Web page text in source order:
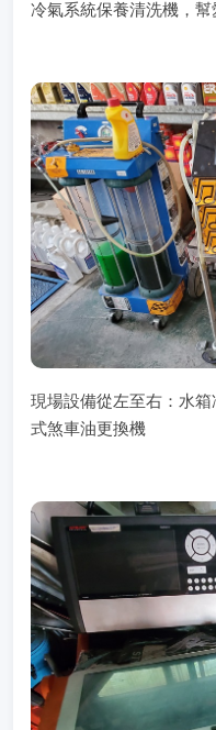
冷氣系統保養清洗機，
現場設備從左至右：水
式煞車油更換機